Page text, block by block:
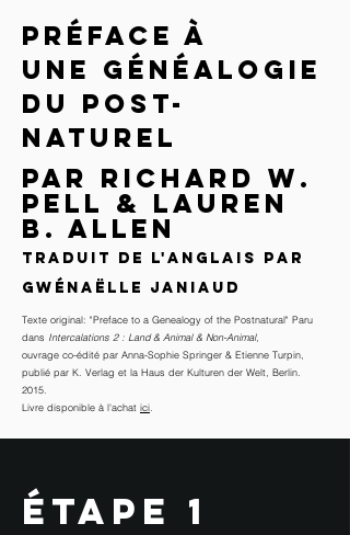
Préface à
une généalogie
du post-
naturel
par Richard W.
Pell & Lauren
B. Allen
Traduit de l'anglais par
Gwénaëlle Janiaud
Texte original: "Preface to a Genealogy of the Postnatural" Paru
dans Intercalations 2 : Land & Animal & Non-Animal,
ouvrage co-édité par Anna-Sophie Springer & Etienne Turpin,
publié par K. Verlag et la Haus der Kulturen der Welt, Berlin.
2015.
Livre disponible à l'achat ici
étape 1